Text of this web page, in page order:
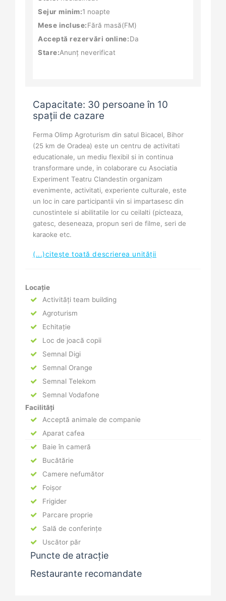
Sejur minim:1 noapte
Mese incluse:Fără masă(FM)
Acceptă rezervări online:Da
Stare:Anunț neverificat
Capacitate: 30 persoane în 10
spații de cazare
Ferma Olimp Agroturism din satul Bicacel, Bihor
(25 km de Oradea) este un centru de activitati
educationale, un mediu flexibil si in continua
transformare unde, in colaborare cu Asociatia
Experiment Teatru Clandestin organizam
evenimente, activitati, experiente culturale, este
un loc in care participantii vin si impartasesc din
cunostintele si abilitatile lor cu ceilalti (picteaza,
gatesc, deseneaza, propun seri de filme, seri de
karaoke etc.
(...)citește toată descrierea unității
Locație
Activități team building
Agroturism
Echitație
Loc de joacă copii
Semnal Digi
Semnal Orange
Semnal Telekom
Semnal Vodafone
Facilități
Acceptă animale de companie
Aparat cafea
Baie în cameră
Bucătărie
Camere nefumător
Foișor
Frigider
Parcare proprie
Sală de conferințe
Uscător păr
Puncte de atracție
Restaurante recomandate